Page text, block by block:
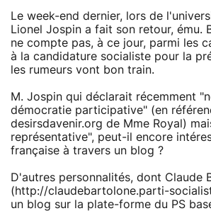
Le week-end dernier, lors de
Lionel Jospin a fait son retour, ému.
ne compte pas, à ce jour, parmi les
à la candidature socialiste pour la
les rumeurs vont bon train.
M. Jospin qui déclarait récemment
démocratie participative" (en
desirsdavenir.org de Mme Royal)
représentative", peut-il encore
française à travers un blog ?
D'autres personnalités, dont Claude
(http://claudebartolone.parti-
un blog sur la plate-forme du PS